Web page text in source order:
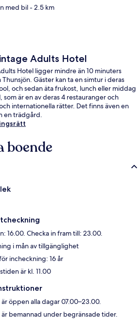
med bil- 2.5 km
Adults Hotel
Hotel ligger mindre än 10 minuters
Gäster kan ta en simtur i deras
och sedan äta frukost, lunch eller middag
som är en av deras 4 restauranger och
internationella rätter. Det finns även en
en trädgård.
boende
16.00. Checka in fram till: 23.00.
i mån av tillgänglighet
incheckning: 16 år
är kl. 11.00
öppen alla dagar 07.00–23.00.
bemannad under begränsade tider.